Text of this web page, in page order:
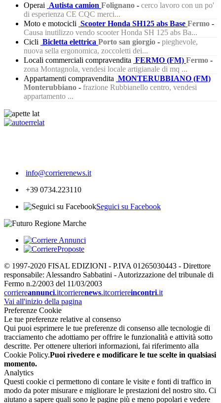
Operai Autista camion Folignano - cerco lavoro con un po'
di esperienza CE CQC merci...
Moto e motocicli Scooter Honda SH125 abs Base Fermo -
Causa inutilizzo vendo scooter Honda SH 125 abs Ba...
Cicli Bicletta elettrica Porto san giorgio - pieghevole,
nuova sella ergonomica, zoccoletti dei...
Locali commerciali compravendita FERMO (FM) Fermo -
zona Montagnola, vendesi locale artigianale di mq ...
Appartamenti compravendita MONTERUBBIANO (FM)
Monterubbiano - frazione Rubbianello centro, vendesi
appartamento ...
info@corrierenews.it
+39 0734.223110
Seguici su Facebook
© 1997-2020 FISAL EDIZIONI - P.IVA 01265030443 - Direttore
responsabile: Alessandro Sabbatini - Autorizzazione del tribunale di
Fermo n.2/2003 del 11/03/2003
corriereannunci.itcorrierenews.itcorriereincontri.it
Vai all'inizio della pagina
Preferenze Cookie
Le tue preferenze relative al consenso
Qui puoi esprimere le tue preferenze di consenso alle tecnologie di
tracciamento che adottiamo per offrire le funzionalità e attività sotto
descritte. Per ottenere ulteriori informazioni, fai riferimento alla
Cookie Policy.Puoi rivedere e modificare le tue scelte in qualsiasi
momento.
Analytics
Questi cookie ci permettono di contare le visite e fonti di traffico in
modo da poter misurare e migliorare le prestazioni del nostro sito. Ci
aiutano a sapere quali sono le pagine più e meno popolari e vedere